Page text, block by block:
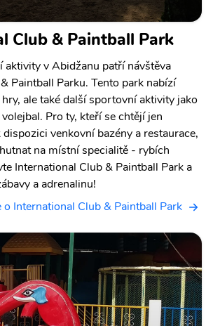
Club & Paintball Park
aktivity v Abidžanu patří návštěva
Paintball Parku. Tento park nabízí
ale také další sportovní aktivity jako
Pro ty, kteří se chtějí jen
venkovní bazény a restaurace,
na místní specialitě - rybích
International Club & Paintball Park a
a adrenalinu!
o International Club & Paintball Park